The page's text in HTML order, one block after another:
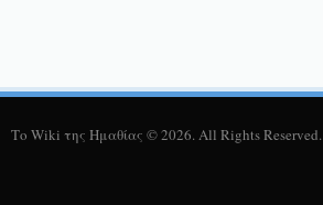
Το Wiki της Ημαθίας © 2026. All Rights Reserved.